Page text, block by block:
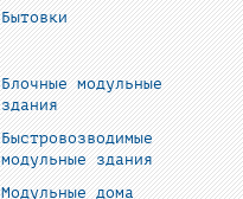
Бытовки
Блочные модульные
здания
Быстровозводимые
модульные здания
Модульные дома